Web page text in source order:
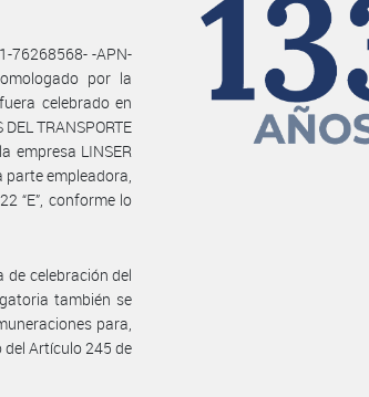
76268568- -APN-
por la
celebrado en
TRANSPORTE
empresa LINSER
parte empleadora,
“E”, conforme lo
celebración del
también se
para,
Artículo 245 de